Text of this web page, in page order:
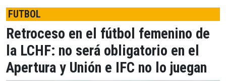
FUTBOL
Retroceso en el fútbol femenino de
la LCHF: no será obligatorio en el
Apertura y Unión e IFC no lo juegan